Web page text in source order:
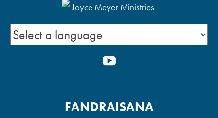
FAHONONANTENA -1
FANAMPIANA HO AN’NY
OLONA KIZITINA -2
FANAMPIANA HO AN’NY
OLONA KIZITINA -1
FANDRAISANA